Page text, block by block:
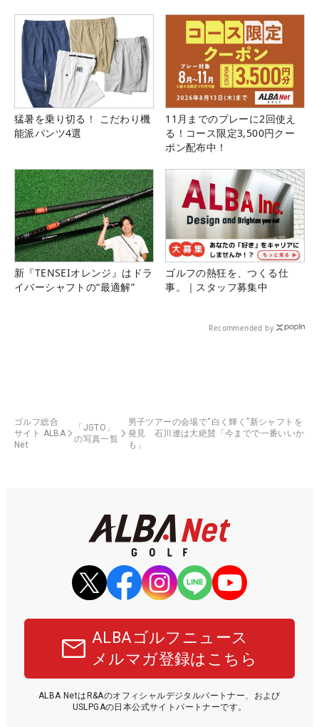
猛暑を乗り切る！ こだわり機
能派パンツ4選
11月までのプレーに2回使え
る！コース限定3,500円クー
ポン配布中！
新『TENSEIオレンジ』はドラ
イバーシャフトの“最適解”
ゴルフの熱狂を、つくる仕
事。｜スタッフ募集中
Recommended by
ゴルフ総合
サイト ALBA
Net
「JGTO」
の写真一覧
男子ツアーの会場で“白く輝く”新シャフトを
発見 石川遼は大絶賛「今までで一番いいか
も」
ALBAゴルフニュース
メルマガ登録はこちら
ALBA NetはR&Aのオフィシャルデジタルパートナー、および
USLPGAの日本公式サイトパートナーです。